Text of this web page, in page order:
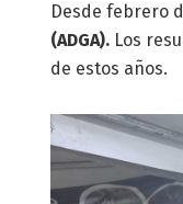
Desde febrero
(ADGA). Los
de estos años.